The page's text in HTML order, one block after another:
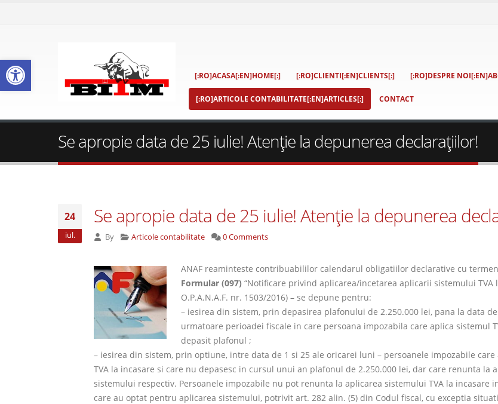
[:RO]ACASA[:EN]HOME[:] [:RO]CLIENTI[:EN]CLIENTS[:] [:RO]DESPRE
[:RO]ARTICOLE CONTABILITATE[:EN]ARTICLES[:] CONTACT
Se apropie data de 25 iulie! Atenţie la depunerea declaraţiilor!
24
iul.
Se apropie data de 25 iulie! Atenţie la depunerea
By Articole contabilitate 0 Comments
ANAF reaminteste contribuabililor calendarul obligatiilor declarative cu
Formular (097) “Notificare privind aplicarea/incetarea aplicarii sistemului TVA
O.P.A.N.A.F. nr. 1503/2016) – se depune pentru:
– iesirea din sistem, prin depasirea plafonului de 2.250.000 lei, pana la data
urmatoare perioadei fiscale in care persoana impozabila care aplica sistemul
depasit plafonul ;
– iesirea din sistem, prin optiune, intre data de 1 si 25 ale oricarei luni – persoanele impozabile
TVA la incasare si care nu depasesc in cursul unui an plafonul de 2.250.000 lei, dar care renunta la
sistemului respectiv. Persoanele impozabile nu pot renunta la aplicarea sistemului TVA la incasare
care au optat pentru aplicarea sistemului, potrivit art. 282 alin. (5) din Codul fiscal, cu exceptia
Deschide bara de unelte